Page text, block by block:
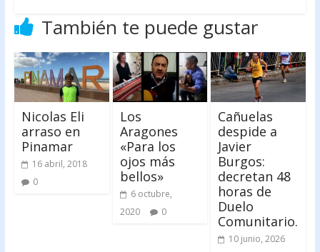
También te puede gustar
Nicolas Eli
arraso en
Pinamar
16 abril, 2018
0
Los
Aragones
«Para los
ojos más
bellos»
6 octubre,
2020
0
Cañuelas
despide a
Javier
Burgos:
decretan 48
horas de
Duelo
Comunitario.
10 junio, 2026